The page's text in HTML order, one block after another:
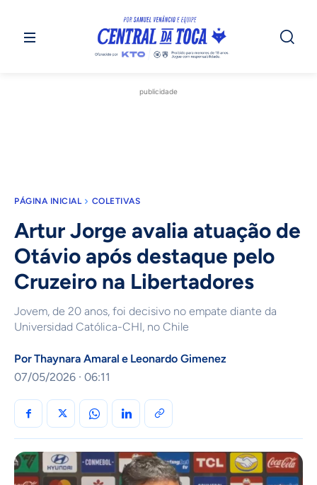
publicidade
PÁGINA INICIAL COLETIVAS
Artur Jorge avalia atuação de
Otávio após destaque pelo
Cruzeiro na Libertadores
Jovem, de 20 anos, foi decisivo no empate diante da
Universidad Católica-CHI, no Chile
PorThaynara Amaral e Leonardo Gimenez
07/05/2026 · 06:11